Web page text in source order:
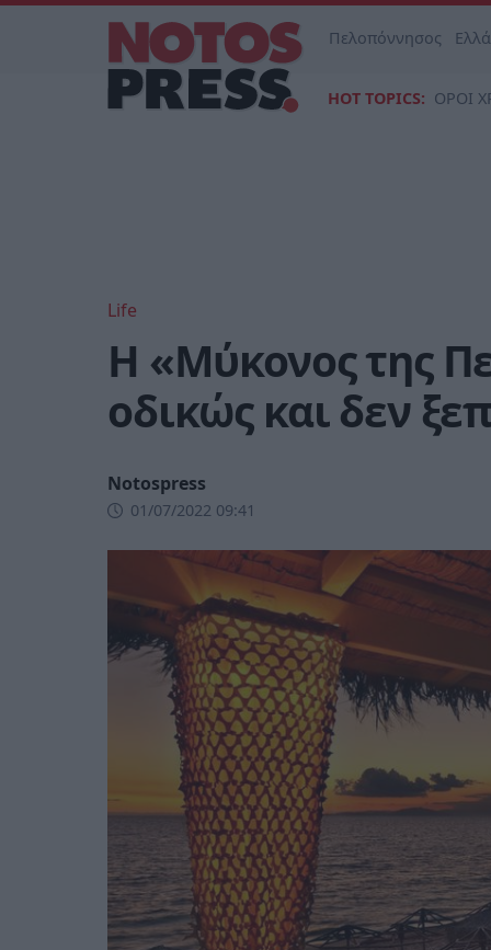
Πελοπόννησος
HOT TOPICS: ΟΡΟΙ
Life
Η «Μύκονος της
οδικώς και δεν
Notospress
01/07/2022 09:41